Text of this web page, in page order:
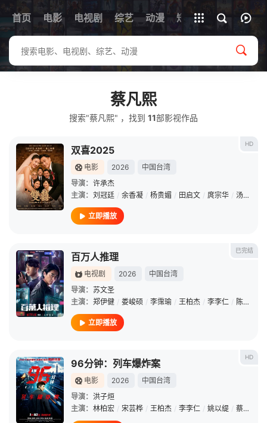
首页 电影 电视剧 综艺 动漫 短剧
全部影片
蔡凡熙
搜索"蔡凡熙" ，找到 11部影视作品
HD
双喜2025
电影 2026
中国台湾
导演： 许承杰
主演： 刘冠廷 / 余香凝 / 杨贵媚 / 田启文 / 庹宗华 / 汤毓绮
立即播放
已完结
百万人推理
电视剧 2026
中国台湾
导演： 苏文圣
主演： 郑伊健 / 娄峻硕 / 李霈瑜 / 王柏杰 / 李李仁 / 陈妍霏
立即播放
HD
96分钟：列车爆炸案
电影 2026
中国台湾
导演： 洪子烜
主演： 林柏宏 / 宋芸桦 / 王柏杰 / 李李仁 / 姚以缇 / 蔡凡熙